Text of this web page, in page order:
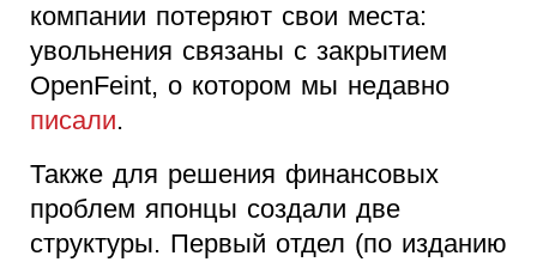
компании потеряют свои места:
увольнения связаны с закрытием
OpenFeint, о котором мы недавно
писали.
Также для решения финансовых
проблем японцы создали две
структуры. Первый отдел (по изданию